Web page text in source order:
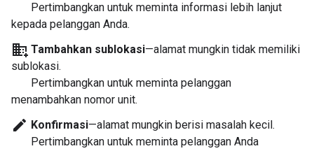
Pertimbangkan untuk meminta informasi lebih lanjut
kepada pelanggan Anda.
domain_add Tambahkan sublokasi—alamat mungkin tidak memiliki
sublokasi.
Pertimbangkan untuk meminta pelanggan
menambahkan nomor unit.
edit Konfirmasi—alamat mungkin berisi masalah kecil.
Pertimbangkan untuk meminta pelanggan Anda